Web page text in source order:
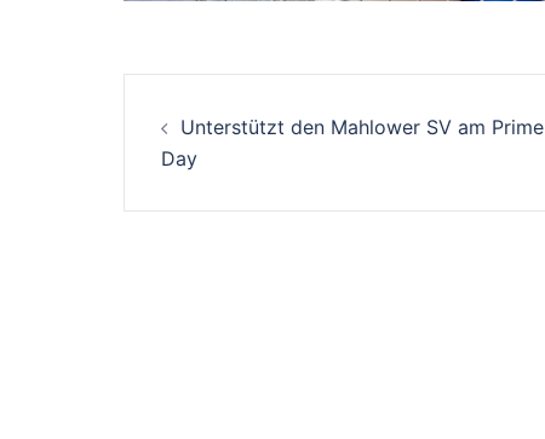
Beitrags-
Navigation
Unterstützt den Mahlower SV am Prime
Day